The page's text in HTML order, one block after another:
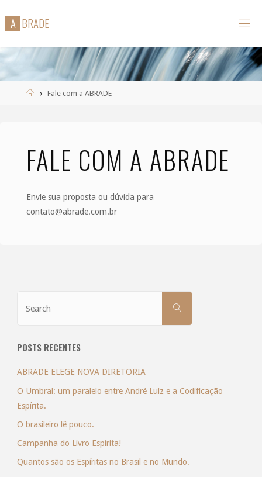
A BRADE
HomeFale com a ABRADE
FALE COM A ABRADE
Envie sua proposta ou dúvida para
contato@abrade.com.br
SEARCH
POSTS RECENTES
ABRADE ELEGE NOVA DIRETORIA
O Umbral: um paralelo entre André Luiz e a Codificação
Espírita.
O brasileiro lê pouco.
Campanha do Livro Espírita!
Quantos são os Espíritas no Brasil e no Mundo.